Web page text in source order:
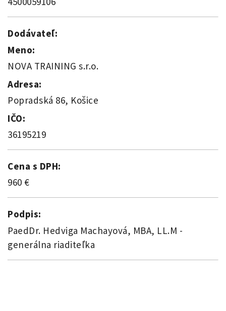
Dodávateľ:
Meno:
NOVA TRAINING s.r.o.
Adresa:
Popradská 86, Košice
IČO:
36195219
Cena s DPH:
960 €
Podpis:
PaedDr. Hedviga Machayová, MBA, LL.M -
generálna riaditeľka